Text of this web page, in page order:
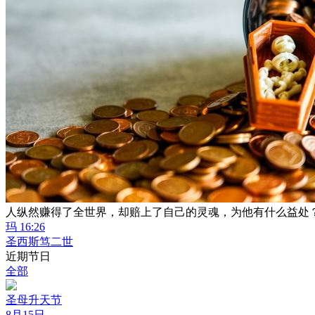
人纵然赚得了全世界，却赔上了自己的灵魂，为他有什么益处
玛 16:26
圣西斯笃二世
近期节日
全部
圣母升天节